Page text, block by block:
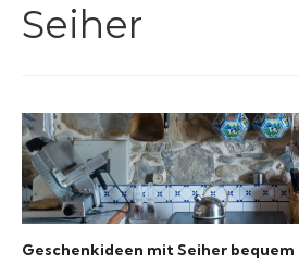
Spirituosen
Sport
Seiher
Geschenkideen mit Seiher